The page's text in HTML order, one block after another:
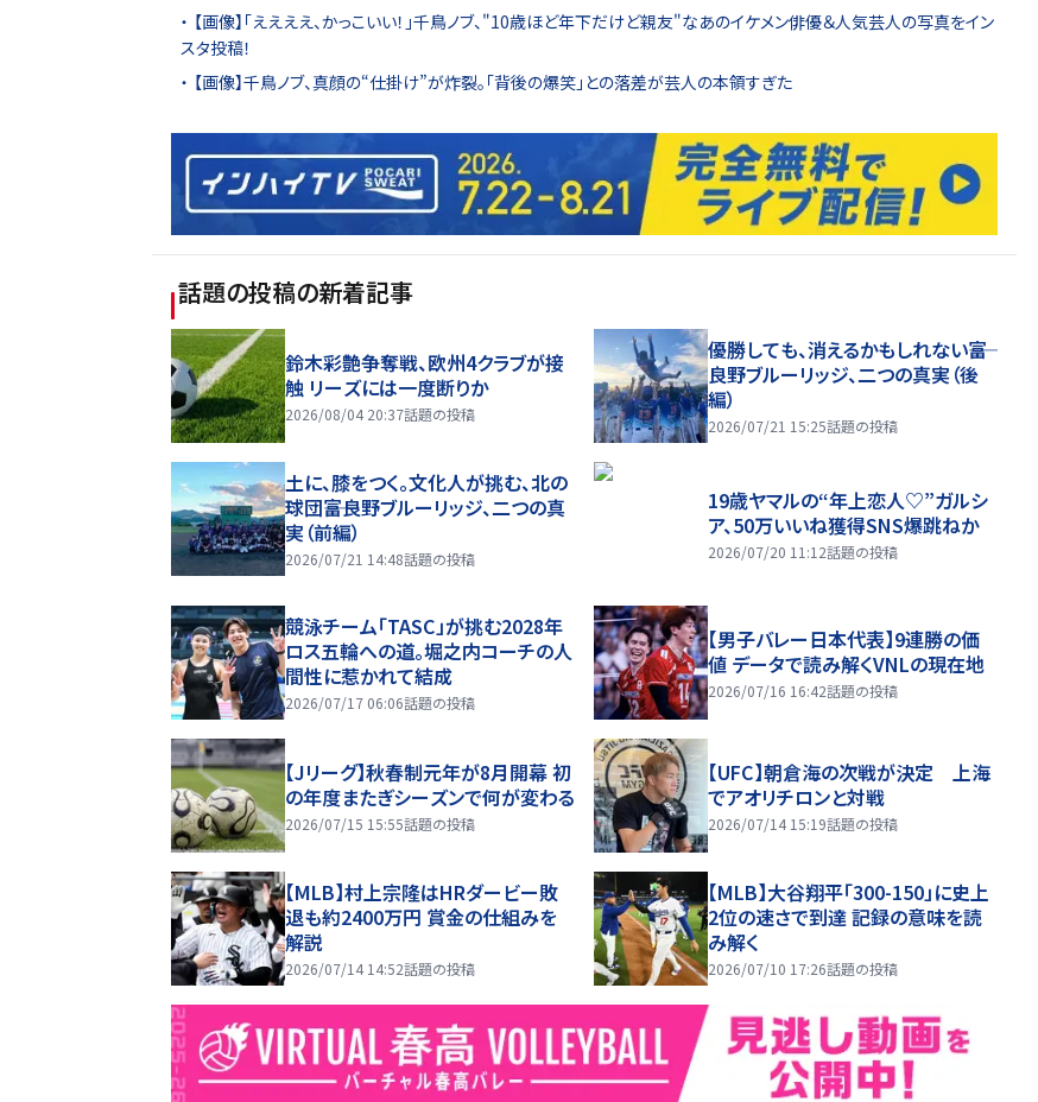
【画像】「ええええ、かっこいい！」千鳥ノブ、"10歳ほど年下だけど親友"なあのイケメン俳優＆人気芸人の写真をイン
スタ投稿！
【画像】千鳥ノブ、真顔の“仕掛け”が炸裂。「背後の爆笑」との落差が芸人の本領すぎた
話題の投稿の新着記事
鈴木彩艶争奪戦、欧州4クラブが接
触 リーズには一度断りか
2026/08/04 20:37話題の投稿
優勝しても、消えるかもしれない――富
良野ブルーリッジ、二つの真実（後
編）
2026/07/21 15:25話題の投稿
土に、膝をつく。文化人が挑む、北の
球団――富良野ブルーリッジ、二つの真
実（前編）
2026/07/21 14:48話題の投稿
19歳ヤマルの“年上恋人♡”ガルシ
ア、50万いいね獲得SNS爆跳ねか
2026/07/20 11:12話題の投稿
競泳チーム「TASC」が挑む2028年
ロス五輪への道。堀之内コーチの人
間性に惹かれて結成
2026/07/17 06:06話題の投稿
【男子バレー日本代表】9連勝の価
値 データで読み解くVNLの現在地
2026/07/16 16:42話題の投稿
【Jリーグ】秋春制元年が8月開幕 初
の年度またぎシーズンで何が変わる
2026/07/15 15:55話題の投稿
【UFC】朝倉海の次戦が決定 上海
でアオリチロンと対戦
2026/07/14 15:19話題の投稿
【MLB】村上宗隆はHRダービー敗
退も約2400万円 賞金の仕組みを
解説
2026/07/14 14:52話題の投稿
【MLB】大谷翔平「300-150」に史上
2位の速さで到達 記録の意味を読
み解く
2026/07/10 17:26話題の投稿